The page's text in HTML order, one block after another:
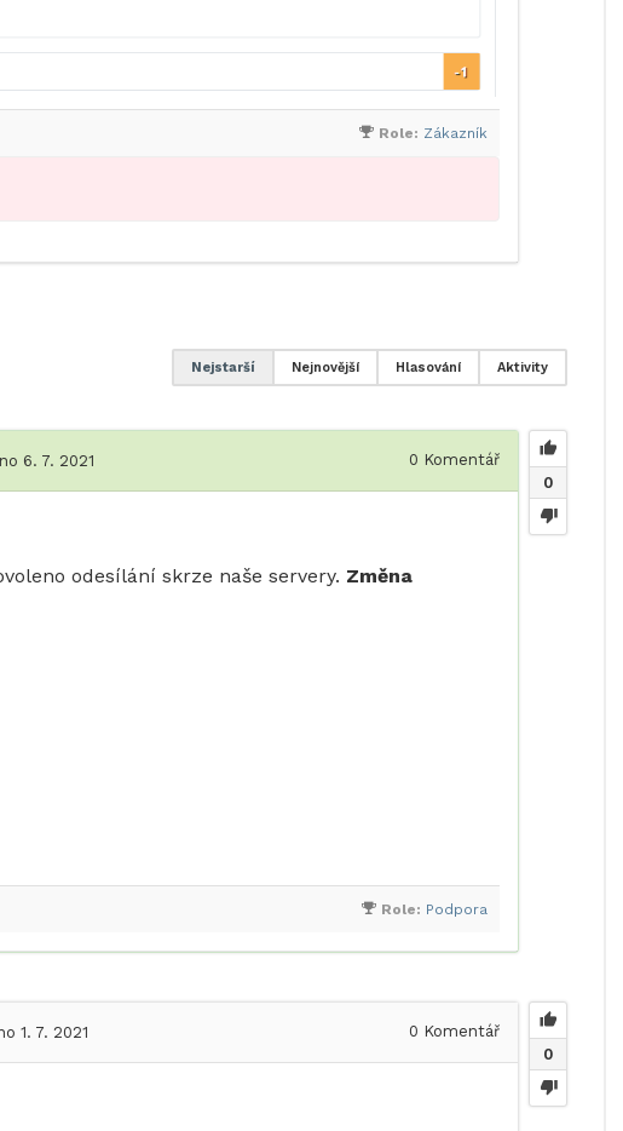
Role: Zákazník
Aktivity
Hlasování
Nejnovější
Nejstarší
0
6. 7. 2021 0 Komentář
odesílání skrze naše servery. Změna
Role: Podpora
0
1. 7. 2021 0 Komentář